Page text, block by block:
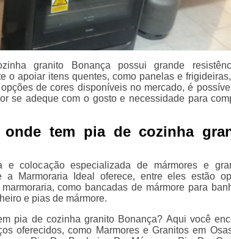
granito Bonança possui grande
o apoiar itens quentes, como panelas e
de cores disponíveis no mercado, é
se adeque com o gosto e necessidade para
onde tem pia de cozinha
e colocação especializada de mármores e
a Marmoraria Ideal oferece, entre eles estão
como bancadas de mármore para
e pias de mármore.
pia de cozinha granito Bonança? Aqui você
oferecidos, como Marmores e Granitos em